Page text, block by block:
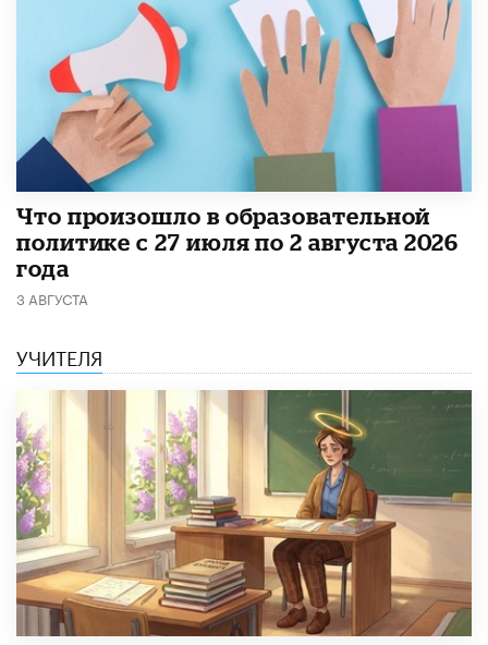
​Что произошло в образовательной
политике с 27 июля по 2 августа 2026
года
3 АВГУСТА
УЧИТЕЛЯ